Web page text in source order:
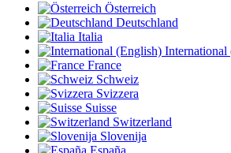
Österreich
Deutschland
Italia
International
France
Schweiz
Svizzera
Suisse
Switzerland
Slovenija
España